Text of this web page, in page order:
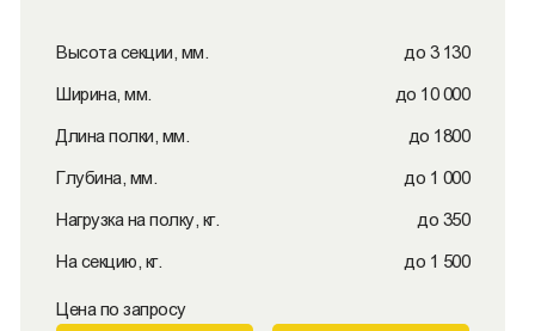
Высота секции, мм. до 3 130
Ширина, мм. до 10 000
Длина полки, мм. до 1800
Глубина, мм. до 1 000
Нагрузка на полку, кг. до 350
На секцию, кг. до 1 500
Цена по запросу